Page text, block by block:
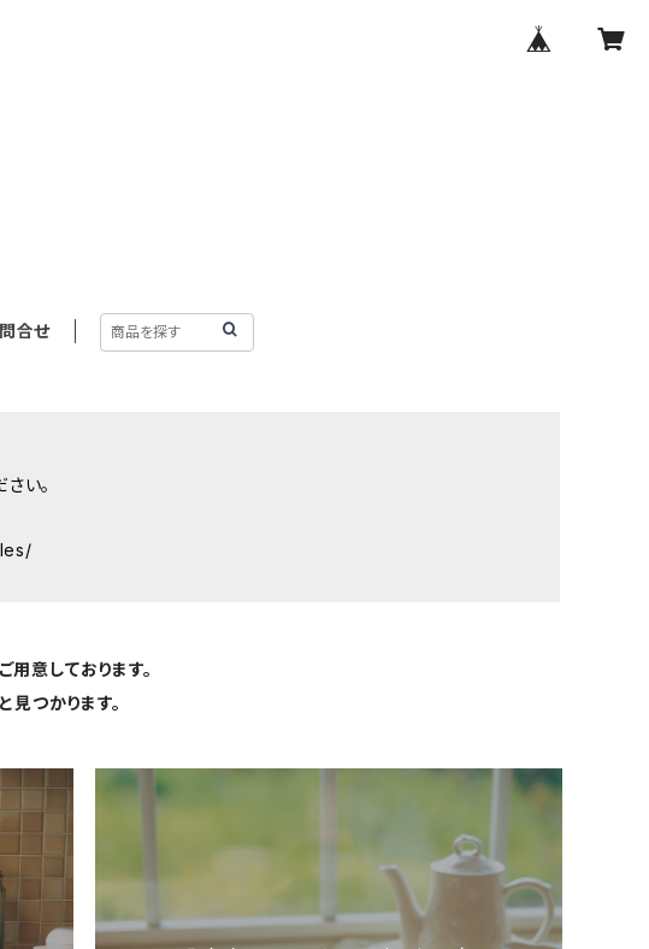
合せ
い。
意しております。
見つかります。